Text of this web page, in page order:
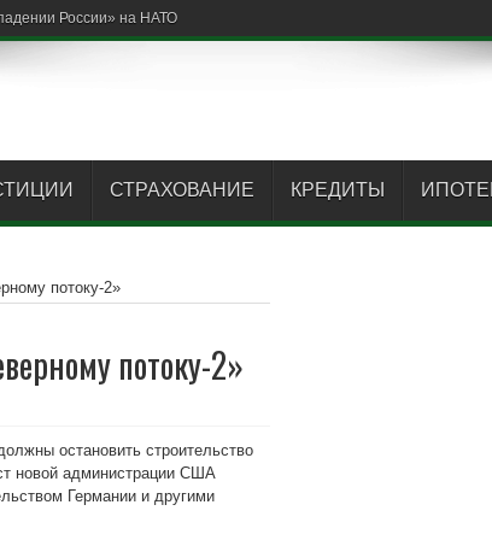
России» на НАТО
СТРАХОВАНИЕ КРЕДИТЫ
потоку-2»
потоку-2»
остановить строительство
новой администрации США
Германии и другими